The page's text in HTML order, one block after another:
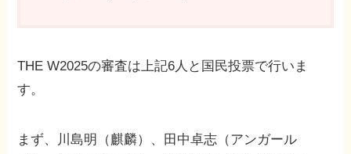
THE W2025の審査は上記6人と国民投票で行いま
す。
まず、川島明（麒麟）、田中卓志（アンガール